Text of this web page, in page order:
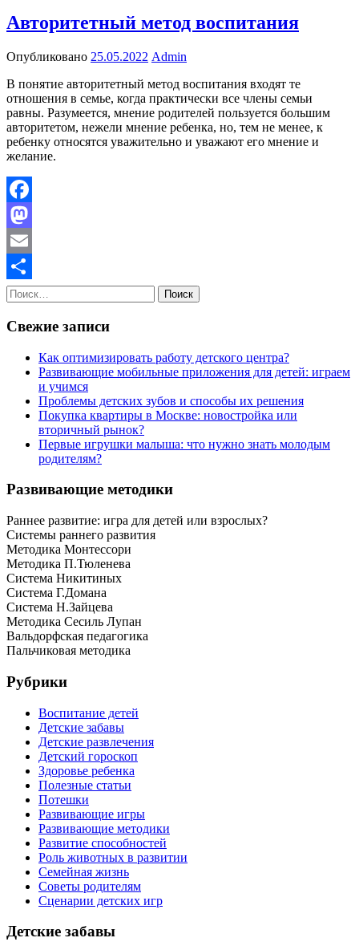
Авторитетный метод воспитания
Опубликовано 25.05.2022 Admin
В понятие авторитетный метод воспитания входят те
отношения в семье, когда практически все члены семьи
равны. Разумеется, мнение родителей пользуется большим
авторитетом, нежели мнение ребенка, но, тем не менее, к
ребенку относятся уважительно и уважают его мнение и
желание.
Facebook
Mastodon
Email
Отправить
Найти:
Свежие записи
Как оптимизировать работу детского центра?
Развивающие мобильные приложения для детей: играем
и учимся
Проблемы детских зубов и способы их решения
Покупка квартиры в Москве: новостройка или
вторичный рынок?
Первые игрушки малыша: что нужно знать молодым
родителям?
Развивающие методики
Раннее развитие: игра для детей или взрослых?
Системы раннего развития
Методика Монтессори
Методика П.Тюленева
Система Никитиных
Система Г.Домана
Система Н.Зайцева
Методика Сесиль Лупан
Вальдорфская педагогика
Пальчиковая методика
Рубрики
Воспитание детей
Детские забавы
Детские развлечения
Детский гороскоп
Здоровье ребенка
Полезные статьи
Потешки
Развивающие игры
Развивающие методики
Развитие способностей
Роль животных в развитии
Семейная жизнь
Советы родителям
Сценарии детских игр
Детские забавы